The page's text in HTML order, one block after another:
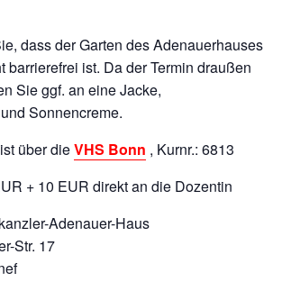
dass der Garten des Adenauerhauses
barrierefrei ist. Da der Termin draußen
Sie ggf. an eine Jacke,
Sonnencreme.
über dieVHS Bonn , Kurnr.: 6813
+ 10 EUR direkt an die Dozentin
Adenauer-Haus
Str. 17